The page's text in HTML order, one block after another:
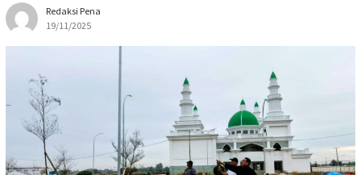
Redaksi Pena
19/11/2025